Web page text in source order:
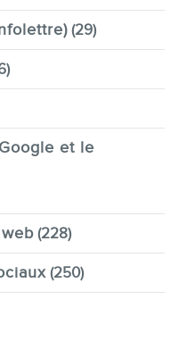
(29)
et le
(228)
(250)